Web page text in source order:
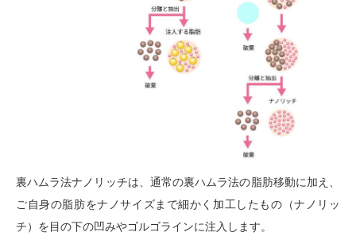
裏ハムラ法ナノリッチは、通常の裏ハムラ法の脂肪移動に加え、
ご自身の脂肪をナノサイズまで細かく加工したもの（ナノリッ
チ）を目の下の凹みやゴルゴラインに注入します。